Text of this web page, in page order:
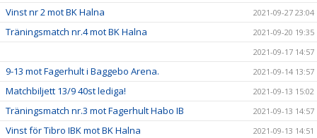
Vinst nr 2 mot BK Halna 2021-09-27 23:04
Träningsmatch nr.4 mot BK Halna
2021-09-20 19:35
2021-09-17 14:57
9-13 mot Fagerhult i Baggebo Arena. 2021-09-14 13:57
Matchbiljett 13/9 40st lediga! 2021-09-13 15:02
Träningsmatch nr.3 mot Fagerhult Habo IB 2021-09-13 14:57
Vinst för Tibro IBK mot BK Halna 2021-09-13 14:51